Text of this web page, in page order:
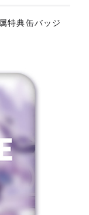
特典缶バッジ